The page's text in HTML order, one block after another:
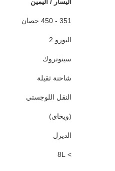
351 - 450 حصان
اليورو 2
سينوتروك
شاحنة ثقيلة
النقل اللوجستي
(ويخاي)
الديزل
> 8L